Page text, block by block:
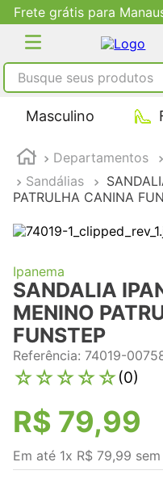
Frete grátis para
Busque seus produtos
Masculino
Departamentos
Sandálias
PATRULHA CANINA
Ipanema
SANDALIA
MENINO
FUNSTEP
Referência: 74019-
☆☆☆☆☆(0)
R$ 79,99
Em até 1x R$ 79,99
TERMOS MAIS
2
tenis feminino
3º
kenner